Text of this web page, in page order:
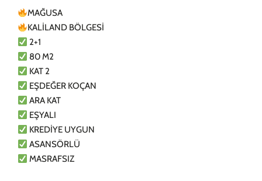
MAĞUSA
KALİLAND BÖLGESİ
2+1
80 M2
KAT 2
EŞDEĞER KOÇAN
ARA KAT
EŞYALI
KREDİYE UYGUN
ASANSÖRLÜ
MASRAFSIZ